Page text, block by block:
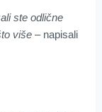
ste odlične
više– napisali